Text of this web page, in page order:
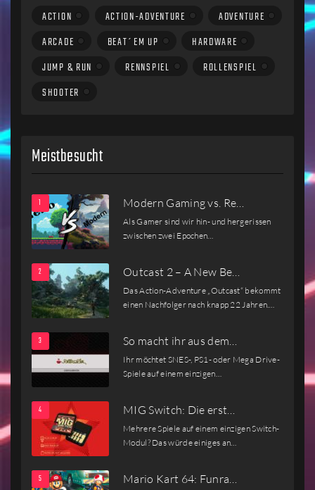
ACTION ACTION-ADVENTURE
ADVENTURE
ARCADE
BEAT´EM UP
HARDWARE
JUMP & RUN
RENNSPIEL
ROLLENSPIEL
SHOOTER
Meistbesucht
Modern Gaming vs. Re…
Als Gamer sind wir hin- und hergerissen
zwischen zwei Epochen…
Outcast 2 – A New Be…
Das Action-Adventure „Outcast“ bekommt
einen Nachfolger nach knapp 22 Jahren.…
So macht ihr aus dem…
Ihr möchtet SNES-, PS1- oder Mega Drive-
Spiele auf einem einzigen…
MIG Switch: Die erst…
Mehrere Spiele auf einem einzigen Switch-
Modul? Das würde einiges an…
Mario Kart 64: Funra…